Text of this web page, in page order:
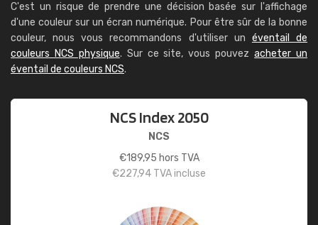
C'est un risque de prendre une décision basée sur l'affichage
d'une couleur sur un écran numérique. Pour être sûr de la bonne
couleur, nous vous recommandons d'utiliser un éventail de
couleurs NCS physique. Sur ce site, vous pouvezacheter un
éventail de couleurs NCS.
NCS Index 2050
NCS
€189,95 hors TVA
€227,94 TVA incluse